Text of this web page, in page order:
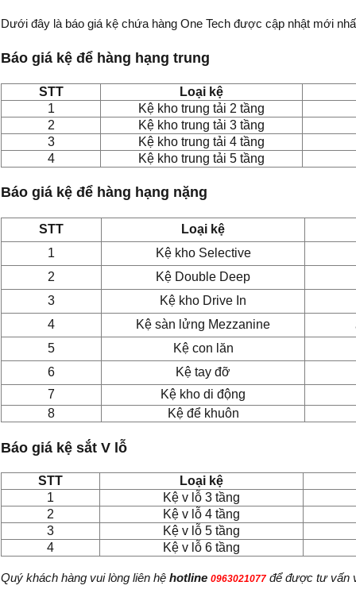
Dưới đây là báo giá kệ chứa hàng One Tech được cập nhật mới
Báo giá kệ để hàng hạng trung
STT
Loại kệ
1
Kệ kho trung tải 2 tầng
2
Kệ kho trung tải 3 tầng
3
Kệ kho trung tải 4 tầng
4
Kệ kho trung tải 5 tầng
Báo giá kệ để hàng hạng nặng
STT
Loại kệ
1
Kệ kho Selective
2
Kệ Double Deep
3
Kệ kho Drive In
4
Kệ sàn lửng Mezzanine
5
Kệ con lăn
6
Kệ tay đỡ
7
Kệ kho di động
8
Kệ để khuôn
Báo giá kệ sắt V lỗ
STT
Loại kệ
1
Kệ v lỗ 3 tầng
2
Kệ v lỗ 4 tầng
3
Kệ v lỗ 5 tầng
4
Kệ v lỗ 6 tầng
Quý khách hàng vui lòng liên hệ hotline 0963021077 để được tư vấn